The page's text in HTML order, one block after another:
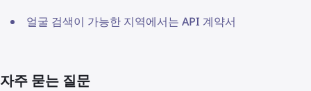
얼굴 검색이 가능한 지역에서는 API 계약서
자주 묻는 질문